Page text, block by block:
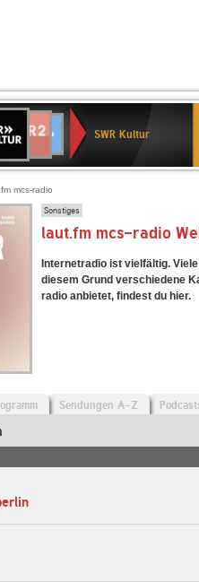
Deutschlandfunk
2
SWR Kultur
mcs-radio
Sonstiges
laut.fm mcs-radio
Internetradio ist vielfältig.
diesem Grund verschiedene
radio anbietet, findest du hier.
Sendungen A-Z